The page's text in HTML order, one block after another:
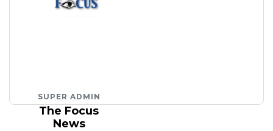
SUPER ADMIN
The Focus
News